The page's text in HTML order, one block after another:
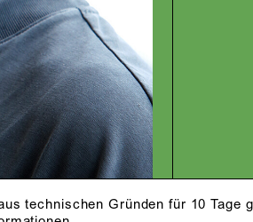
technischen Gründen für 10 Tage